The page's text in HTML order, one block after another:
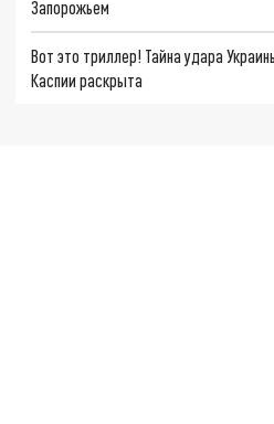
Запорожьем
Вот это триллер! Тайна удара
Каспии раскрыта